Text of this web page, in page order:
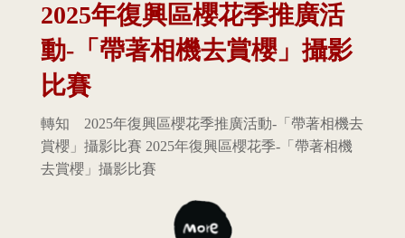
2025年復興區櫻花季推廣活
動-「帶著相機去賞櫻」攝影
比賽
轉知 2025年復興區櫻花季推廣活動-「帶著相機去
賞櫻」攝影比賽 2025年復興區櫻花季-「帶著相機
去賞櫻」攝影比賽